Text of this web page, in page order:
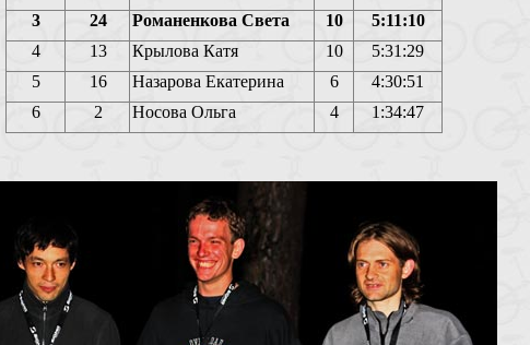
3
24 Романенкова Света 10
5:11:10
4
13 Крылова Катя 10
5:31:29
5
16 Назарова Екатерина 6
4:30:51
6
2 Носова Ольга 4 1:34:47